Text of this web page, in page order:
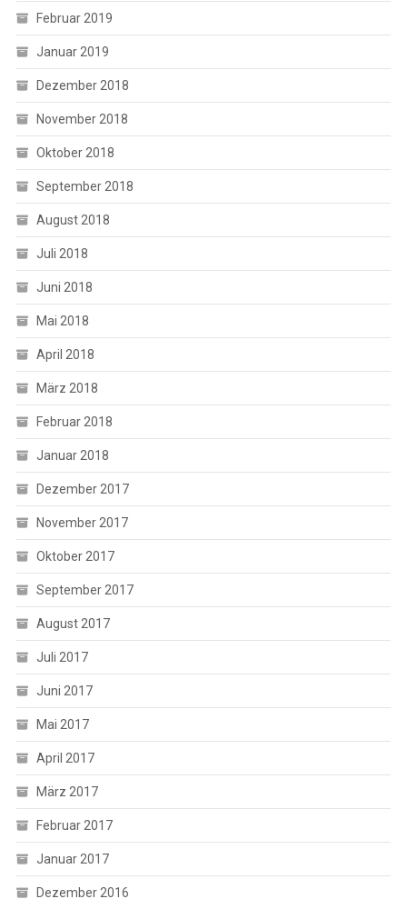
Februar 2019
Januar 2019
Dezember 2018
November 2018
Oktober 2018
September 2018
August 2018
Juli 2018
Juni 2018
Mai 2018
April 2018
März 2018
Februar 2018
Januar 2018
Dezember 2017
November 2017
Oktober 2017
September 2017
August 2017
Juli 2017
Juni 2017
Mai 2017
April 2017
März 2017
Februar 2017
Januar 2017
Dezember 2016